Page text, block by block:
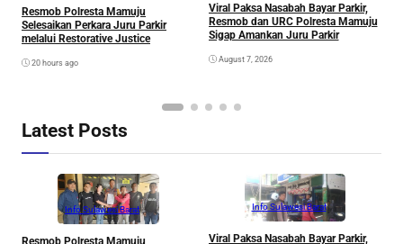
Resmob Polresta Mamuju
Selesaikan Perkara Juru Parkir
melalui Restorative Justice
20 hours ago
Viral Paksa Nasabah Bayar Parkir,
Resmob dan URC Polresta Mamuju
Sigap Amankan Juru Parkir
August 7, 2026
Latest Posts
Info Sulawesi Barat Info Sulawesi Barat
Viral Paksa Nasabah Bayar Parkir,